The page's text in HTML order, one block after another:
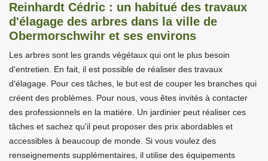
Reinhardt Cédric : un habitué des travaux
d'élagage des arbres dans la ville de
Obermorschwihr et ses environs
Les arbres sont les grands végétaux qui ont le plus besoin
d'entretien. En fait, il est possible de réaliser des travaux
d'élagage. Pour ces tâches, le but est de couper les branches qui
créent des problèmes. Pour nous, vous êtes invités à contacter
des professionnels en la matière. Un jardinier peut réaliser ces
tâches et sachez qu'il peut proposer des prix abordables et
accessibles à beaucoup de monde. Si vous voulez des
renseignements supplémentaires, il utilise des équipements